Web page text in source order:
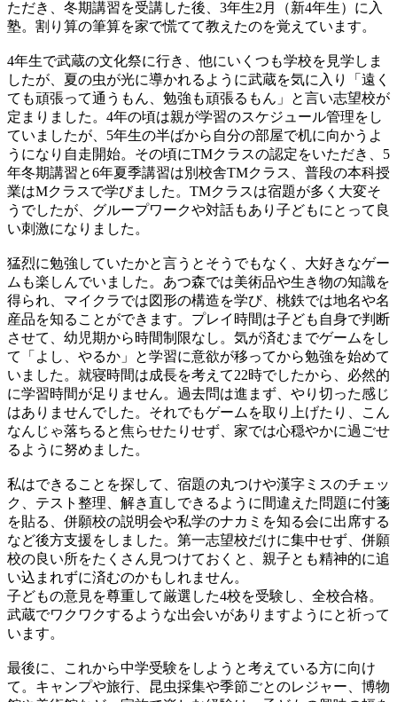
ただき、冬期講習を受講した後、3年生2月（新4年生）に入
塾。割り算の筆算を家で慌てて教えたのを覚えています。
4年生で武蔵の文化祭に行き、他にいくつも学校を見学しま
したが、夏の虫が光に導かれるように武蔵を気に入り「遠く
ても頑張って通うもん、勉強も頑張るもん」と言い志望校が
定まりました。4年の頃は親が学習のスケジュール管理をし
ていましたが、5年生の半ばから自分の部屋で机に向かうよ
うになり自走開始。その頃にTMクラスの認定をいただき、5
年冬期講習と6年夏季講習は別校舎TMクラス、普段の本科授
業はMクラスで学びました。TMクラスは宿題が多く大変そ
うでしたが、グループワークや対話もあり子どもにとって良
い刺激になりました。
猛烈に勉強していたかと言うとそうでもなく、大好きなゲー
ムも楽しんでいました。あつ森では美術品や生き物の知識を
得られ、マイクラでは図形の構造を学び、桃鉄では地名や名
産品を知ることができます。プレイ時間は子ども自身で判断
させて、幼児期から時間制限なし。気が済むまでゲームをし
て「よし、やるか」と学習に意欲が移ってから勉強を始めて
いました。就寝時間は成長を考えて22時でしたから、必然的
に学習時間が足りません。過去問は進まず、やり切った感じ
はありませんでした。それでもゲームを取り上げたり、こん
なんじゃ落ちると焦らせたりせず、家では心穏やかに過ごせ
るように努めました。
私はできることを探して、宿題の丸つけや漢字ミスのチェッ
ク、テスト整理、解き直しできるように間違えた問題に付箋
を貼る、併願校の説明会や私学のナカミを知る会に出席する
など後方支援をしました。第一志望校だけに集中せず、併願
校の良い所をたくさん見つけておくと、親子とも精神的に追
い込まれずに済むのかもしれません。
子どもの意見を尊重して厳選した4校を受験し、全校合格。
武蔵でワクワクするような出会いがありますようにと祈って
います。
最後に、これから中学受験をしようと考えている方に向け
て。キャンプや旅行、昆虫採集や季節ごとのレジャー、博物